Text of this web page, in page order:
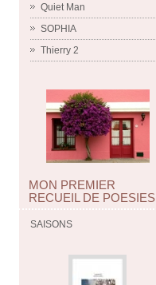
Quiet Man
SOPHIA
Thierry 2
MON PREMIER
RECUEIL DE POESIES
SAISONS